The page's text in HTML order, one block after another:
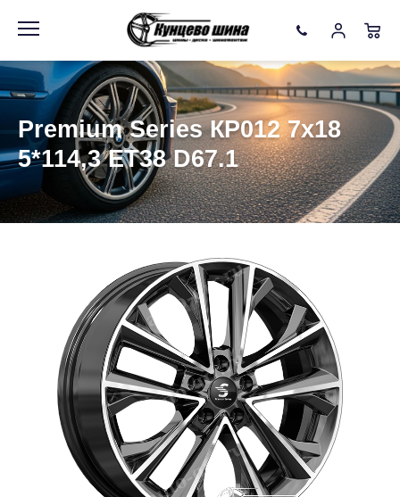
Premium Series КР012 7x18
5*114,3 ET38 D67.1
Информация Фото товара